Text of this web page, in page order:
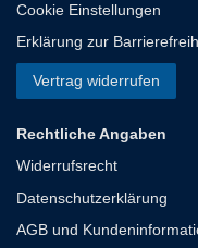
Cookie Einstellungen
Erklärung zur
Vertrag widerrufen
Rechtliche Angaben
Widerrufsrecht
Datenschutzerklärung
AGB und